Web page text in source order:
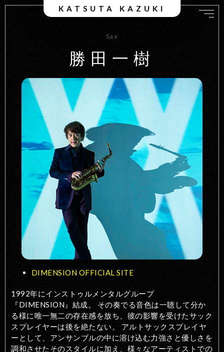
KATSUTA KAZUKI
Sax
勝田一樹
DIMENSION OFFICIAL SITE
1992年にインストゥルメンタルグループ
『DIMENSION』結成。 その奏でる音色は一聴して分か
る様に唯一無二の存在感を放ち、彼の影響を受けたサック
スプレイヤーは後を絶たない。 アルトサックスプレイヤ
ーとして、アンサンブルの中に溶け込む力強さと優しさを
調和させたそのスタイルに加え、様々なアーティストでの